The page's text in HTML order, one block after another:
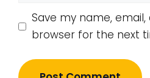
Save my name,
browser for the next